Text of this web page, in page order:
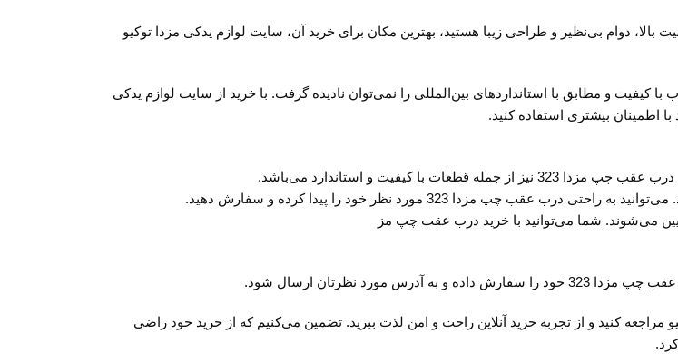
درب با کیفیت بالا، دوام بی‌نظیر و طراحی زیبا هستید، بهترین مکان برای خرید آن، سایت لوازم یدکی مزدا توکیو
یک درب با کیفیت و مطابق با استانداردهای بین‌المللی را نمی‌توان نادیده گرفت. با خرید از سایت لوازم یدکی
یدکی مزدا توکیو مراجعه کنید و از تجربه خرید آنلاین راحت و امن لذت ببرید. تضمین می‌کنیم که از خرید خود راضی